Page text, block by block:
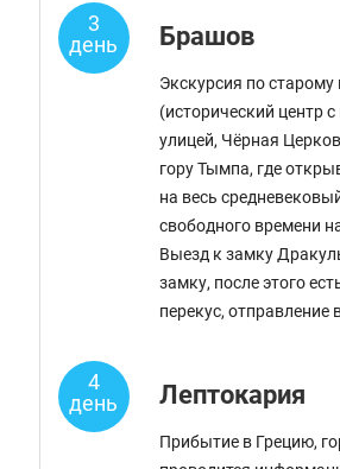
3
день
Брашов
Экскурсия по
(исторический центр
улицей, Чёрная
гору Тымпа, где
на весь
свободного времени
Выезд к замку
замку, после этого
перекус, отправление
4
день
Лептокария
Прибытие в Грецию,